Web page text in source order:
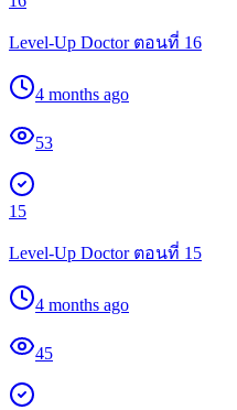
Level-Up Doctor ตอนที่ 16
4 months ago
53
15
Level-Up Doctor ตอนที่ 15
4 months ago
45